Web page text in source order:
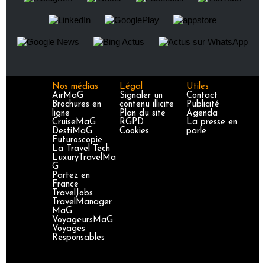
Nos médias
AirMaG
Brochures en
ligne
CruiseMaG
DestiMaG
Futuroscopie
La Travel Tech
LuxuryTravelMa
G
Partez en
France
TravelJobs
TravelManager
MaG
VoyageursMaG
Voyages
Responsables
Légal
Signaler un
contenu illicite
Plan du site
RGPD
Cookies
Utiles
Contact
Publicité
Agenda
La presse en
parle